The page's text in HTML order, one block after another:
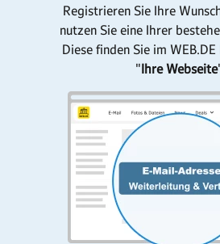
Registrieren Sie Ihre
nutzen Sie eine Ihrer
Diese finden Sie im
"Ihre Webseite